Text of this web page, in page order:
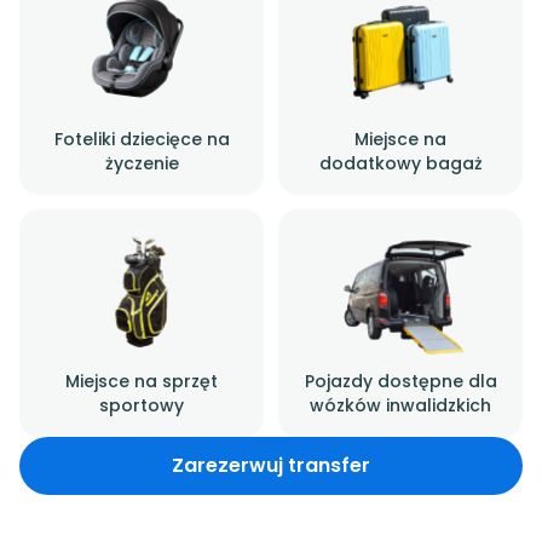
Foteliki dziecięce na
życzenie
Miejsce na
dodatkowy bagaż
Miejsce na sprzęt
sportowy
Pojazdy dostępne dla
wózków inwalidzkich
Zarezerwuj transfer